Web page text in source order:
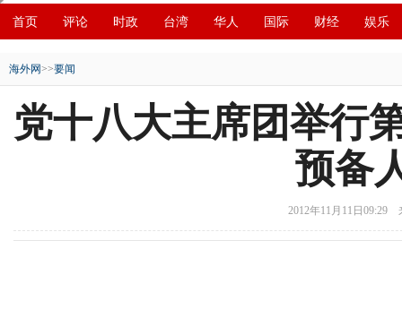
首页 评论 时政 台湾 华人 国际 财经 娱乐
海外网>>要闻
党十八大主席团举行
预备
2012年11月11日09:29